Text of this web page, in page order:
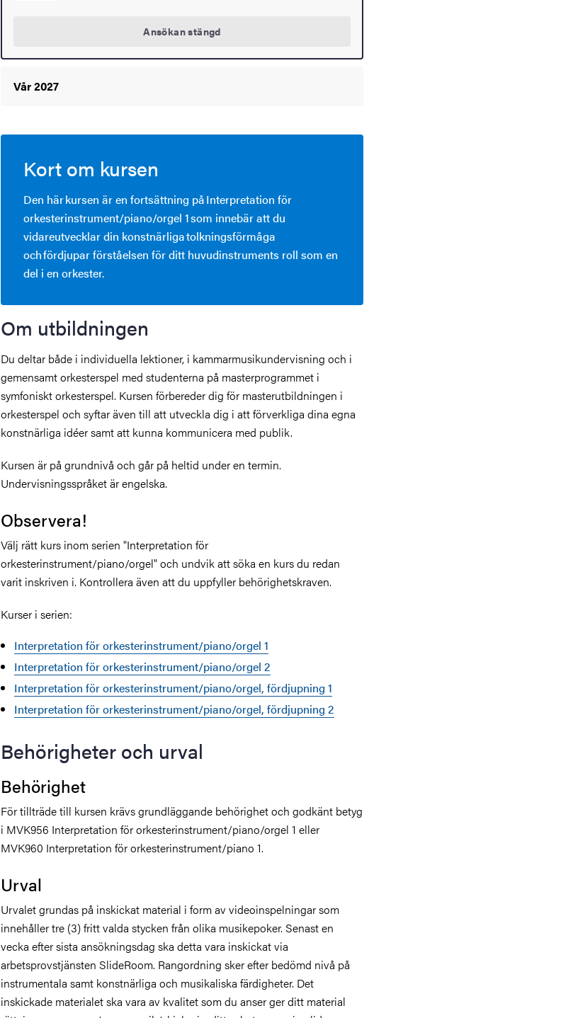
Ansökan stängd
Vår 2027
Kort om kursen
Den här kursen är en fortsättning på Interpretation för
orkesterinstrument/piano/orgel 1 som innebär att du
vidareutvecklar din konstnärliga tolkningsförmåga
och fördjupar förståelsen för ditt huvudinstruments roll som en
del i en orkester.
Om utbildningen
Du deltar både i individuella lektioner, i kammarmusikundervisning och i
gemensamt orkesterspel med studenterna på masterprogrammet i
symfoniskt orkesterspel. Kursen förbereder dig för masterutbildningen i
orkesterspel och syftar även till att utveckla dig i att förverkliga dina egna
konstnärliga idéer samt att kunna kommunicera med publik.
Kursen är på grundnivå och går på heltid under en termin.
Undervisningsspråket är engelska.
Observera!
Välj rätt kurs inom serien "Interpretation för
orkesterinstrument/piano/orgel" och undvik att söka en kurs du redan
varit inskriven i. Kontrollera även att du uppfyller behörighetskraven.
Kurser i serien:
Interpretation för orkesterinstrument/piano/orgel 1
Interpretation för orkesterinstrument/piano/orgel 2
Interpretation för orkesterinstrument/piano/orgel, fördjupning 1
Interpretation för orkesterinstrument/piano/orgel, fördjupning 2
Behörigheter och urval
Behörighet
För tillträde till kursen krävs grundläggande behörighet och godkänt betyg
i MVK956 Interpretation för orkesterinstrument/piano/orgel 1 eller
MVK960 Interpretation för orkesterinstrument/piano 1.
Urval
Urvalet grundas på inskickat material i form av videoinspelningar som
innehåller tre (3) fritt valda stycken från olika musikepoker. Senast en
vecka efter sista ansökningsdag ska detta vara inskickat via
arbetsprovstjänsten SlideRoom. Rangordning sker efter bedömd nivå på
instrumentala samt konstnärliga och musikaliska färdigheter. Det
inskickade materialet ska vara av kvalitet som du anser ger ditt material